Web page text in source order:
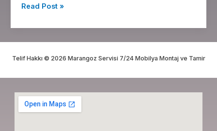
Read Post »
Telif Hakkı © 2026 Marangoz Servisi 7/24 Mobilya Montaj ve Tamir